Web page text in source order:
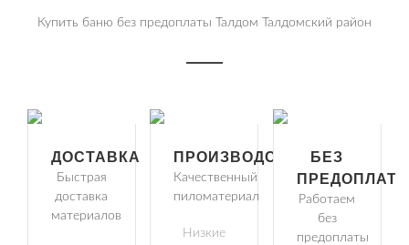
Купить баню без предоплаты Талдом Талдомский район
ДОСТАВКА
Быстрая
доставка
материалов
ПРОИЗВОДСТВО
Качественный
пиломатериал
Низкие
БЕЗ
Работаем
без
предоплаты